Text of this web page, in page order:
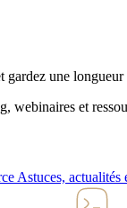
gardez une longueur
webinaires et
Astuces, actualités